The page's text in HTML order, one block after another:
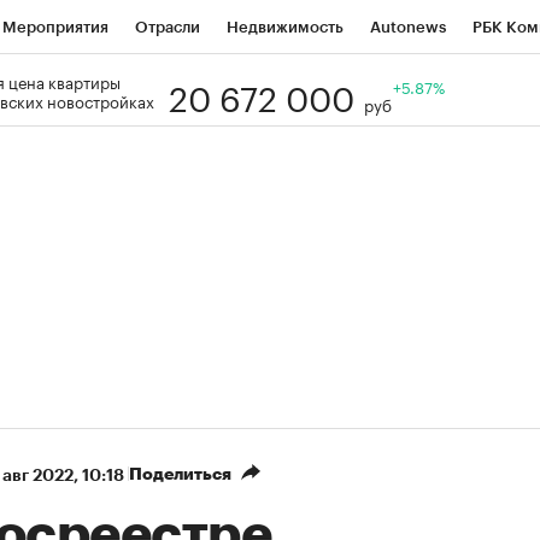
Мероприятия Отрасли Недвижимость Autonews РБК
Визионеры
цена квартиры
новостройках
20 672 000 руб
+5.87%
авг 2022, 10:18 Поделиться